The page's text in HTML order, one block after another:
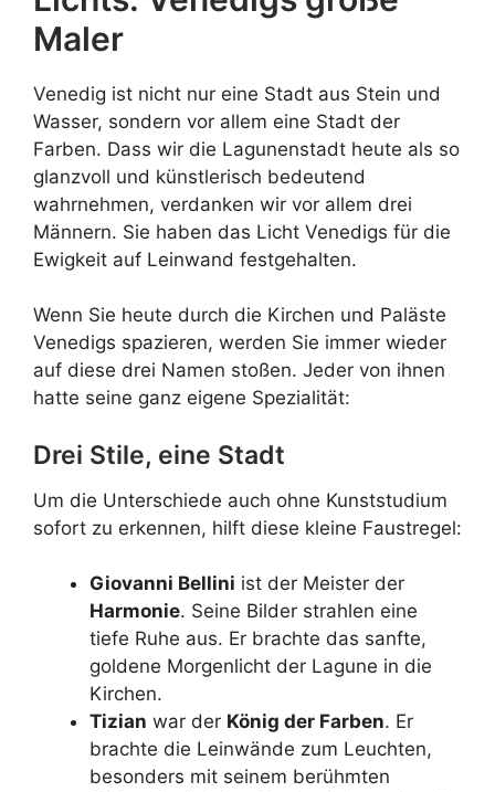
Maler
Venedig ist nicht nur eine Stadt aus Stein und
Wasser, sondern vor allem eine Stadt der
Farben. Dass wir die Lagunenstadt heute als so
glanzvoll und künstlerisch bedeutend
wahrnehmen, verdanken wir vor allem drei
Männern. Sie haben das Licht Venedigs für die
Ewigkeit auf Leinwand festgehalten.
Wenn Sie heute durch die Kirchen und Paläste
Venedigs spazieren, werden Sie immer wieder
auf diese drei Namen stoßen. Jeder von ihnen
hatte seine ganz eigene Spezialität:
Drei Stile, eine Stadt
Um die Unterschiede auch ohne Kunststudium
sofort zu erkennen, hilft diese kleine Faustregel:
Giovanni Bellini ist der Meister der
Harmonie. Seine Bilder strahlen eine
tiefe Ruhe aus. Er brachte das sanfte,
goldene Morgenlicht der Lagune in die
Kirchen.
Tizian war der König der Farben. Er
brachte die Leinwände zum Leuchten,
besonders mit seinem berühmten